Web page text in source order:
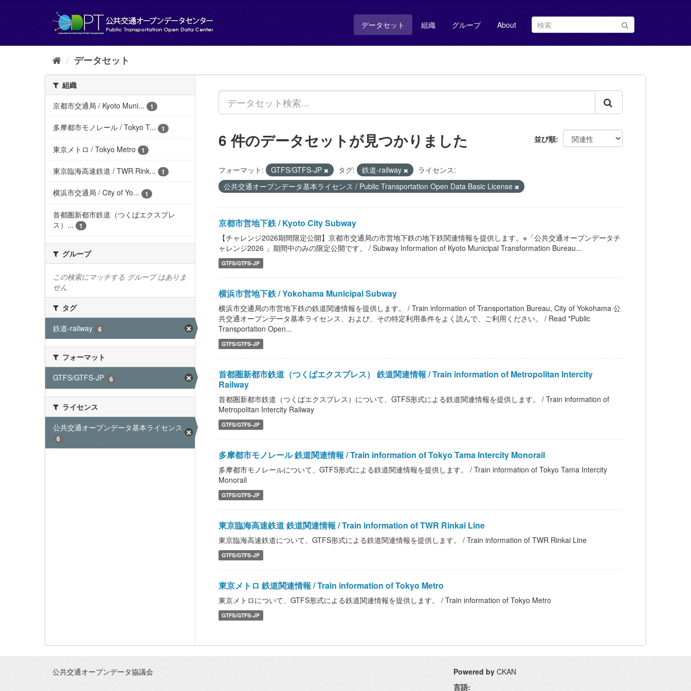
し
データセット 組織 グループ About
データセット
組織
京都市交通局 / Kyoto Muni...
1
多摩都市モノレール / Tokyo T... 1
東京メトロ / Tokyo Metro 1
東京臨海高速鉄道 / TWR Rink... 1
横浜市交通局 / City of Yo... 1
首都圏新都市鉄道（つくばエクスプレ
ス）...
1
グループ
この検索にマッチする グループ はありま
せん
タグ
鉄道-railway
6
フォーマット
GTFS/GTFS-JP
6
ライセンス
公共交通オープンデータ基本ライセンス ...
6
並び順
6 件のデータセットが見つかりました
フォーマット: GTFS/GTFS-JP タグ: 鉄道-railway
ライセンス:
公共交通オープンデータ基本ライセンス / Public Transportation Open Data Basic License
京都市営地下鉄 / Kyoto City Subway
【チャレンジ2026期間限定公開】京都市交通局の市営地下鉄の地下鉄関連情報を提供します。※「公共交通オープンデータチ
ャレンジ2026 」期間中のみの限定公開です。 / Subway Information of Kyoto Municipal Transformation Bureau...
GTFS/GTFS-JP
横浜市営地下鉄 / Yokohama Municipal Subway
横浜市交通局の市営地下鉄の鉄道関連情報を提供します。 / Train information of Transportation Bureau, City of Yokohama 公
共交通オープンデータ基本ライセンス、および、その特定利用条件をよく読んで、ご利用ください。 / Read "Public
Transportation Open...
GTFS/GTFS-JP
首都圏新都市鉄道（つくばエクスプレス） 鉄道関連情報 / Train information of Metropolitan Intercity
Railway
首都圏新都市鉄道（つくばエクスプレス）について、GTFS形式による鉄道関連情報を提供します。 / Train information of
Metropolitan Intercity Railway
GTFS/GTFS-JP
多摩都市モノレール 鉄道関連情報 / Train information of Tokyo Tama Intercity Monorail
多摩都市モノレールについて、GTFS形式による鉄道関連情報を提供します。 / Train information of Tokyo Tama Intercity
Monorail
GTFS/GTFS-JP
東京臨海高速鉄道 鉄道関連情報 / Train information of TWR Rinkai Line
東京臨海高速鉄道について、GTFS形式による鉄道関連情報を提供します。 / Train information of TWR Rinkai Line
GTFS/GTFS-JP
東京メトロ 鉄道関連情報 / Train information of Tokyo Metro
東京メトロについて、GTFS形式による鉄道関連情報を提供します。 / Train information of Tokyo Metro
GTFS/GTFS-JP
公共交通オープンデータ協議会 Powered by CKAN
言語